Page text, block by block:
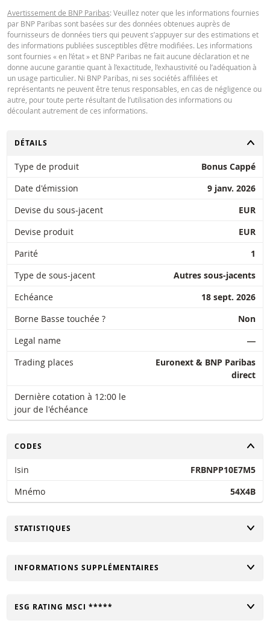
fins d’information uniquement. L'information sur les prix ne constitue pas
invitation ou une offre d'achat ou de vente de titres ou d'autres instruments
financiers. Les informations sont exclusivement destinées à être utilisées
destinataires prévus. Il est interdit de reproduire, distribuer ou copier ces
informations, en tout ou en partie, à quelque fin que ce soit sans
expresse et préalable de BNP Paribas. De plus amples informations sont
disponibles sur demande auprès de BNP Paribas.
Avertissement de BNP Paribas: Veuillez noter que les informations fournies
par BNP Paribas sont basées sur des données obtenues auprès de
fournisseurs de données tiers qui peuvent s’appuyer sur des estimations et
des informations publiées susceptibles d’être modifiées. Les informations
sont fournies « en l’état » et BNP Paribas ne fait aucune déclaration et ne
donne aucune garantie quant à l’exactitude, l’exhaustivité ou l’adéquation à
un usage particulier. Ni BNP Paribas, ni ses sociétés affiliées et
représentants ne peuvent être tenus responsables, en cas de négligence ou
autre, pour toute perte résultant de l’utilisation des informations ou
découlant autrement de ces informations.
CHANGER
DÉTAILS
Type de produit
Bonus Cappé
Date d'émission
9 janv. 2026
Devise du sous-jacent
EUR
Devise produit
EUR
Parité
1
Type de sous-jacent
Autres sous-jacents
Echéance
18 sept. 2026
Borne Basse touchée ?
Non
Legal name
―
Trading places
Euronext & BNP Paribas
direct
Dernière cotation à 12:00 le
jour de l'échéance
CHANGER
CODES
Isin
FRBNPP10E7M5
Mnémo
54X4B
CHANGER
STATISTIQUES
CHANGER
INFORMATIONS SUPPLÉMENTAIRES
CHANGER
ESG RATING MSCI *****